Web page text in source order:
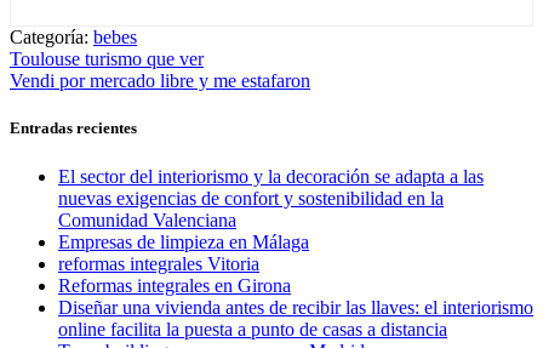
Categoría: bebes
Navegación
de
entradas
Entrada
anterior:
Toulouse turismo que ver
Entrada
Vendi por mercado libre y me estafaron
Entradas recientes
El sector del interiorismo y la decoración se adapta a las
nuevas exigencias de confort y sostenibilidad en la
Comunidad Valenciana
Empresas de limpieza en Málaga
reformas integrales Vitoria
Reformas integrales en Girona
Diseñar una vivienda antes de recibir las llaves: el interiorismo
online facilita la puesta a punto de casas a distancia